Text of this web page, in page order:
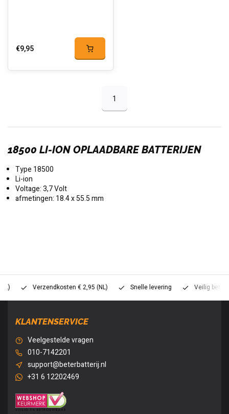
€9,95
1
18500 LI-ION OPLAADBARE BATTERIJEN
Type 18500
Li-ion
Voltage: 3,7 Volt
afmetingen: 18.4 x 55.5 mm
Verzendkosten € 2,95 (NL) Snelle levering Veilig betalen
KLANTENSERVICE
Veelgestelde vragen
010-7142201
support@beterbatterij.nl
+31 6 12202469